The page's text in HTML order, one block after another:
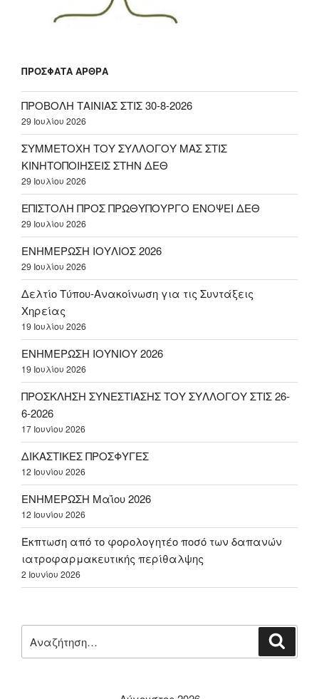
ΠΡΌΣΦΑΤΑ ΆΡΘΡΑ
ΠΡΟΒΟΛΗ ΤΑΙΝΙΑΣ ΣΤΙΣ 30-8-2026
29 Ιουλίου 2026
ΣΥΜΜΕΤΟΧΗ ΤΟΥ ΣΥΛΛΟΓΟΥ ΜΑΣ ΣΤΙΣ
ΚΙΝΗΤΟΠΟΙΗΣΕΙΣ ΣΤΗΝ ΔΕΘ
29 Ιουλίου 2026
ΕΠΙΣΤΟΛΗ ΠΡΟΣ ΠΡΩΘΥΠΟΥΡΓΟ ΕΝΟΨΕΙ ΔΕΘ
29 Ιουλίου 2026
ΕΝΗΜΕΡΩΣΗ ΙΟΥΛΙΟΣ 2026
29 Ιουλίου 2026
Δελτίο Τύπου-Ανακοίνωση για τις Συντάξεις
Χηρείας
19 Ιουλίου 2026
ΕΝΗΜΕΡΩΣΗ ΙΟΥΝΙΟΥ 2026
19 Ιουλίου 2026
ΠΡΟΣΚΛΗΣΗ ΣΥΝΕΣΤΙΑΣΗΣ ΤΟΥ ΣΥΛΛΟΓΟΥ ΣΤΙΣ 26-
6-2026
17 Ιουνίου 2026
ΔΙΚΑΣΤΙΚΕΣ ΠΡΟΣΦΥΓΕΣ
12 Ιουνίου 2026
ΕΝΗΜΕΡΩΣΗ Μαΐου 2026
12 Ιουνίου 2026
Έκπτωση από το φορολογητέο ποσό των δαπανών
ιατροφαρμακευτικής περίθαλψης
2 Ιουνίου 2026
για: